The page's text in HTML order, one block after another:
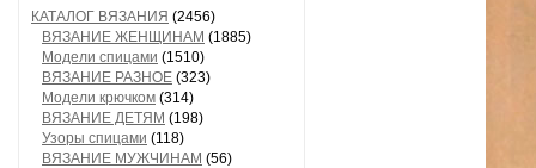
КАТАЛОГ ВЯЗАНИЯ (2456)
ВЯЗАНИЕ ЖЕНЩИНАМ (1885)
Модели спицами (1510)
ВЯЗАНИЕ РАЗНОЕ (323)
Модели крючком (314)
ВЯЗАНИЕ ДЕТЯМ (198)
Узоры спицами (118)
ВЯЗАНИЕ МУЖЧИНАМ (56)